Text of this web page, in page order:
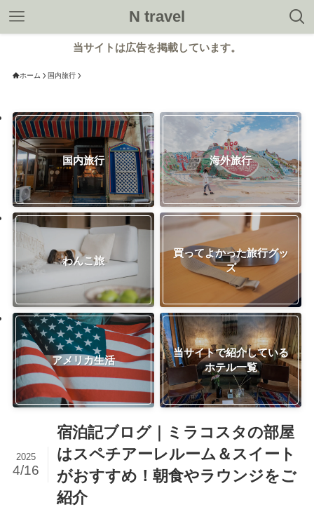
N travel
当サイトは広告を掲載しています。
ホーム 国内旅行
国内旅行 海外旅行
わんこ旅
買ってよかった旅行グッ
ズ
アメリカ生活
当サイトで紹介している
ホテル一覧
宿泊記ブログ｜ミラコスタの部屋
はスペチアーレルーム＆スイート
がおすすめ！朝食やラウンジをご
紹介
2025
4/16